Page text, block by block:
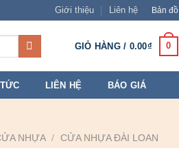
Giới thiệu Liên hệ Bản đồ
GIỎ HÀNG / 0.00₫ 0
LIÊN HỆ BÁO GIÁ
NHỰA / CỬA NHỰA ĐÀI LOAN